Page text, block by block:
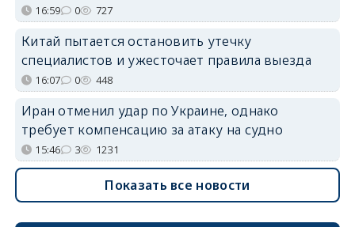
16:59 0 727
Китай пытается остановить утечку
специалистов и ужесточает правила выезда
16:07 0 448
Иран отменил удар по Украине, однако
требует компенсацию за атаку на судно
15:46 3 1231
Показать все новости